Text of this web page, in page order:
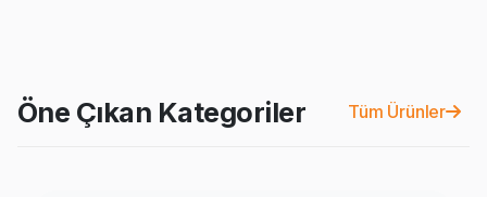
Öne Çıkan Kategoriler Tüm Ürünler